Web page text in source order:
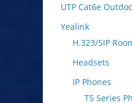
UTP Cat6e
Yealink
H.323/SIP
Headsets
IP Phones
T5 Series